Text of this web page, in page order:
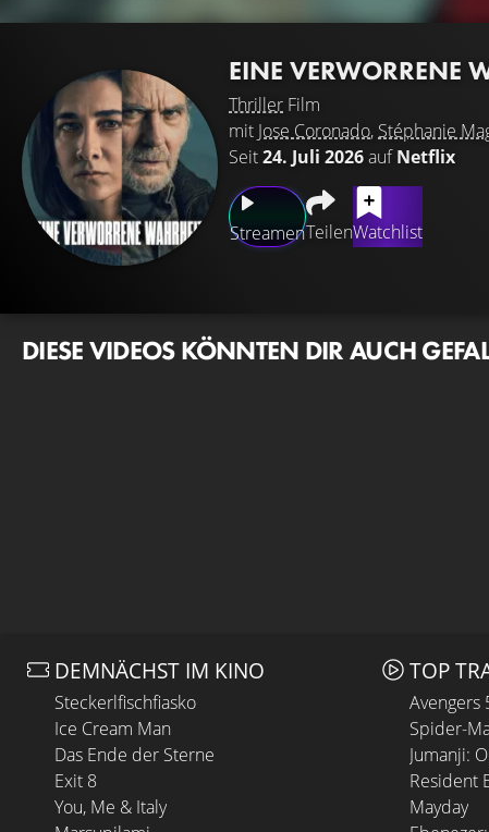
EINE VERWORRENE
Thriller Film
mit Jose Coronado, Stéphanie
Seit24. Juli 2026aufNetflix
StreamenTeilenWatchlist
DIESE VIDEOS KÖNNTEN DIR AUCH
DEMNÄCHST IM KINO
Steckerlfischfiasko
Ice Cream Man
Das Ende der Sterne
Exit 8
You, Me & Italy
TOP
Avengers
Spider-
Jumanji:
Resident
Mayday